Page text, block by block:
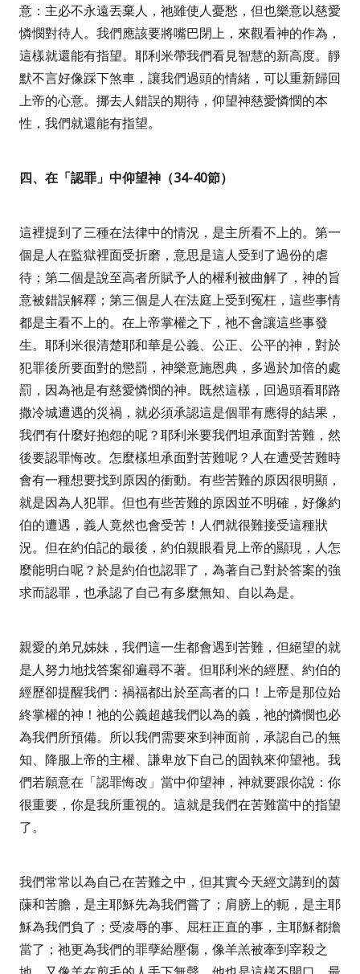
意：主必不永遠丟棄人，祂雖使人憂愁，但也樂意以慈愛
憐憫對待人。我們應該要將嘴巴閉上，來觀看神的作為，
這樣就還能有指望。耶利米帶我們看見智慧的新高度。靜
默不言好像踩下煞車，讓我們過頭的情緒，可以重新歸回
上帝的心意。挪去人錯誤的期待，仰望神慈愛憐憫的本
性，我們就還能有指望。
四、在「認罪」中仰望神（34-40節）
這裡提到了三種在法律中的情況，是主所看不上的。第一
個是人在監獄裡面受折磨，意思是這人受到了過份的虐
待；第二個是說至高者所賦予人的權利被曲解了，神的旨
意被錯誤解釋；第三個是人在法庭上受到冤枉，這些事情
都是主看不上的。在上帝掌權之下，祂不會讓這些事發
生。耶利米很清楚耶和華是公義、公正、公平的神，對於
犯罪後所要面對的懲罰，神樂意施恩典，多過於加倍的處
罰，因為祂是有慈愛憐憫的神。既然這樣，回過頭看耶路
撒冷城遭遇的災禍，就必須承認這是個罪有應得的結果，
我們有什麼好抱怨的呢？耶利米要我們坦承面對苦難，然
後要認罪悔改。怎麼樣坦承面對苦難呢？人在遭受苦難時
會有一種想要找到原因的衝動。有些苦難的原因很明顯，
就是因為人犯罪。但也有些苦難的原因並不明確，好像約
伯的遭遇，義人竟然也會受苦！人們就很難接受這種狀
況。但在約伯記的最後，約伯親眼看見上帝的顯現，人怎
麼能明白呢？於是約伯也認罪了，為著自己對於答案的強
求而認罪，也承認了自己有多麼無知、自以為是。
親愛的弟兄姊妹，我們這一生都會遇到苦難，但絕望的就
是人努力地找答案卻遍尋不著。但耶利米的經歷、約伯的
經歷卻提醒我們：禍福都出於至高者的口！上帝是那位始
終掌權的神！祂的公義超越我們以為的義，祂的憐憫也必
為我們所預備。所以我們需要來到神面前，承認自己的無
知、降服上帝的主權、謙卑放下自己的固執來仰望祂。我
們若願意在「認罪悔改」當中仰望神，神就要跟你說：你
很重要，你是我所重視的。這就是我們在苦難當中的指望
了。
我們常常以為自己在苦難之中，但其實今天經文講到的茵
蔯和苦膽，是主耶穌先為我們嘗了；肩膀上的軛，是主耶
穌為我們負了；受凌辱的事、屈枉正直的事，主耶穌都擔
當了；祂更為我們的罪孽給壓傷，像羊羔被牽到宰殺之